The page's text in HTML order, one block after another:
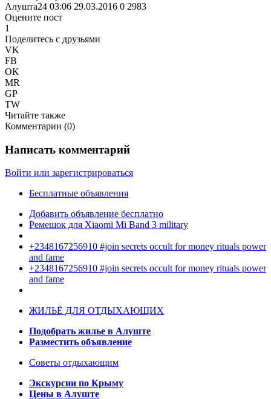
Алушта24 03:06 29.03.2016 0 2983
Оцените пост
1
Поделитесь с друзьями
VK
FB
OK
MR
GP
TW
Читайте также
Комментарии (0)
Написать комментарий
Войти или зарегистрироваться
Бесплатные объявления
Добавить объявление бесплатно
Ремешок для Xiaomi Mi Band 3 military
+2348167256910 #join secrets occult for money rituals power
and fame
+2348167256910 #join secrets occult for money rituals power
and fame
ЖИЛЬЁ ДЛЯ ОТДЫХАЮЩИХ
Подобрать жилье в Алуште
Разместить объявление
Советы отдыхающим
Экскурсии по Крыму
Цены в Алуште